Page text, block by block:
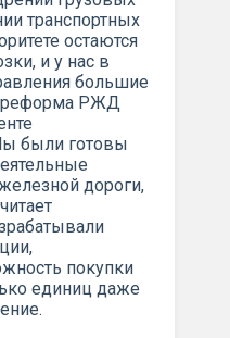
транспортных
остаются
и у нас в
большие
реформа РЖД
были готовы
дороги,
покупки
единиц даже